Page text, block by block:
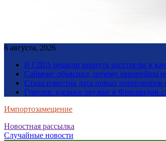
6 августа, 2026
В США решили вернуть расстрелы в
Саймонс объяснил, почему европейцы
Стала известна дата новых
Гурулев: ядерное оружие в Финляндии
Импортозамещение
Новостная рассылка
Случайные новости